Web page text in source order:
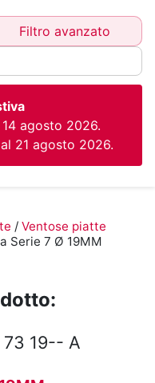
Filtro avanzato
agosto 2026.
21 agosto 2026.
/ Ventose piatte
Serie 7 Ø 19MM
73 19-- A